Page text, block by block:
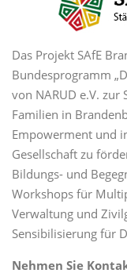
Das Projekt SAfE
Bundesprogramm
von NARUD e.V.
Familien in
Empowerment und
Gesellschaft zu
Bildungs- und
Workshops für
Verwaltung und
Sensibilisierung für
Nehmen Sie